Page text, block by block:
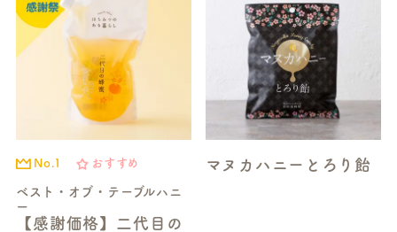
No.1 おすすめ
ベスト・オブ・テーブルハニ
ー
【感謝価格】二代目の
マヌカハニーとろり飴